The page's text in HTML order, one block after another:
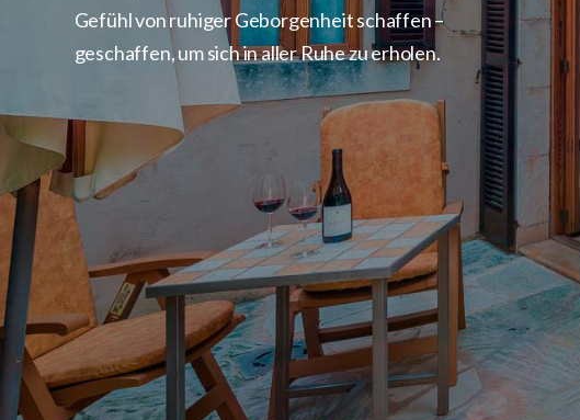
Gefühl von ruhiger Geborgenheit schaffen –
geschaffen, um sich in aller Ruhe zu erholen.